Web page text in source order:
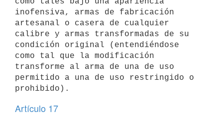
inofensiva, armas de fabricación
artesanal o casera de cualquier
calibre y armas transformadas de su
condición original (entendiéndose
como tal que la modificación
transforme al arma de una de uso
permitido a una de uso restringido o
Artículo 17